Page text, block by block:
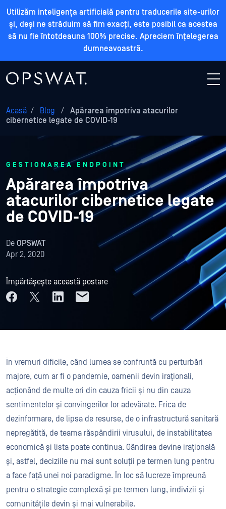
Utilizăm inteligența artificială pentru traducerile site-urilor
și, deși ne străduim să fim exacți, este posibil ca acestea
să nu fie întotdeauna 100% precise. Apreciem înțelegerea
dumneavoastră.
Acasă / Blog /
Apărarea împotriva atacurilor
cibernetice legate de COVID-19
GESTIONAREA ENDPOINT
Apărarea împotriva
atacurilor cibernetice legate
de COVID-19
De OPSWAT
Apr 2, 2020
Împărtășește această postare
În vremuri dificile, când lumea se confruntă cu perturbări
majore, cum ar fi o pandemie, oamenii devin iraționali,
acționând de multe ori din cauza fricii și nu din cauza
sentimentelor și convingerilor lor adevărate. Frica de
dezinformare, de lipsa de resurse, de o infrastructură sanitară
nepregătită, de teama răspândirii virusului, de instabilitatea
economică și lista poate continua. Gândirea devine irațională
și, astfel, deciziile nu mai sunt soluții pe termen lung pentru
a face față unei noi paradigme. În loc să lucreze împreună
pentru o strategie complexă și pe termen lung, indivizii și
comunitățile devin și mai vulnerabile.